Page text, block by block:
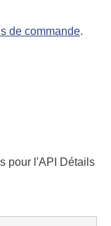
de commande.
pour l'API Détails